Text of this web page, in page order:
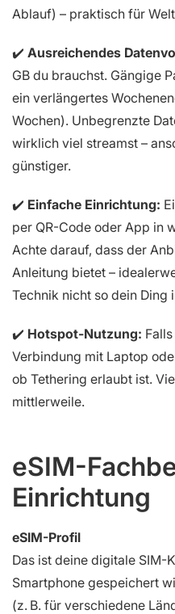
Ablauf) – praktisch für
✔️ Ausreichendes
GB du brauchst. Gängige
ein verlängertes
Wochen). Unbegrenzte
wirklich viel streamst –
günstiger.
✔️ Einfache Einrichtung:
per QR-Code oder App in
Achte darauf, dass der
Anleitung bietet –
Technik nicht so dein Ding
✔️ Hotspot-Nutzung:
Verbindung mit Laptop
ob Tethering erlaubt ist.
mittlerweile.
eSIM-
Einrichtung
eSIM-Profil
Das ist deine digitale SIM-
Smartphone gespeichert
(z. B. für verschiedene